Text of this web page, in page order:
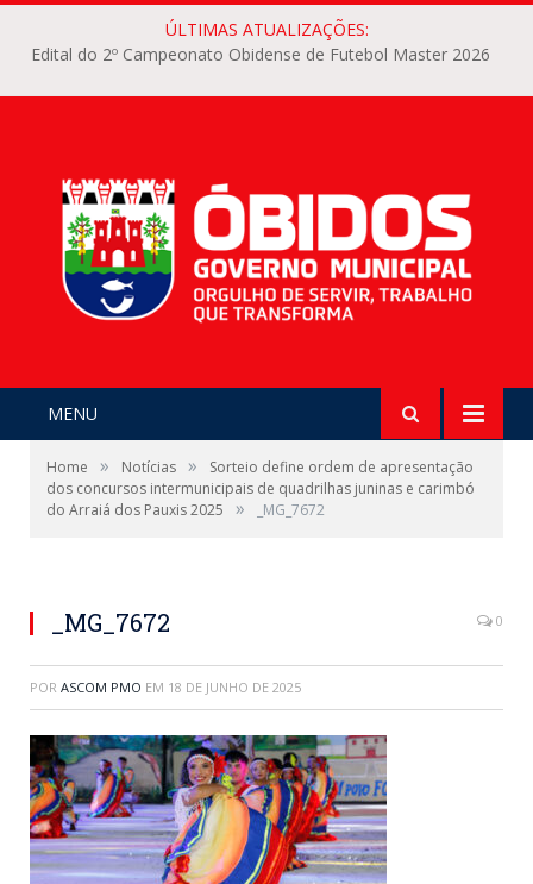
ÚLTIMAS ATUALIZAÇÕES:
Edital do 2º Campeonato Obidense de Futebol Master 2026
MENU
Home » Notícias »
Sorteio define ordem de apresentação
dos concursos intermunicipais de quadrilhas juninas e carimbó
do Arraiá dos Pauxis 2025
» _MG_7672
_MG_7672 0
POR ASCOM PMO EM 18 DE JUNHO DE 2025